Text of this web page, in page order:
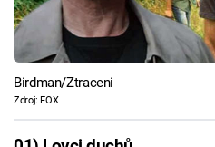
Birdman/Ztraceni
Zdroj: FOX